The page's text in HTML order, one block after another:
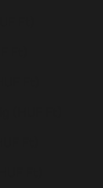
Ft)
Ft)
Ft)
(HUF Ft)
Ft)